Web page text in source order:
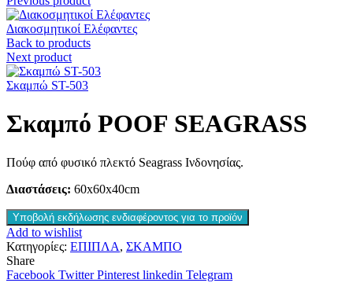
Διακοσμητικοί Ελέφαντες
Back to products
Next product
Σκαμπώ ST-503
Σκαμπό POOF SEAGRASS
Πούφ από φυσικό πλεκτό Seagrass Ινδονησίας.
Διαστάσεις: 60x60x40cm
Υποβολή εκδήλωσης ενδιαφέροντος για το προϊόν
Add to wishlist
Κατηγορίες: ΕΠΙΠΛΑ, ΣΚΑΜΠΟ
Share
Facebook Twitter Pinterest linkedin Telegram